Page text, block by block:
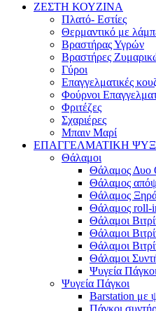
ΖΕΣΤΗ ΚΟΥΖΙΝΑ
Πλατό- Εστίες
Θερμαντικό με
Βραστήρας Υγρών
Βραστήρες
Γύροι
Επαγγελματικές
Φούρνοι
Φριτέζες
Σχαριέρες
Μπαιν Μαρί
ΕΠΑΓΓΕΛΜΑΤΙΚΗ
Θάλαμοι
Θάλαμος Δυο
Θάλαμος
Θάλαμος
Θάλαμος roll-
Θάλαμοι
Θάλαμοι
Θάλαμοι
Θάλαμοι
Ψυγεία
Ψυγεία Πάγκοι
Barstation με
Πάγκοι